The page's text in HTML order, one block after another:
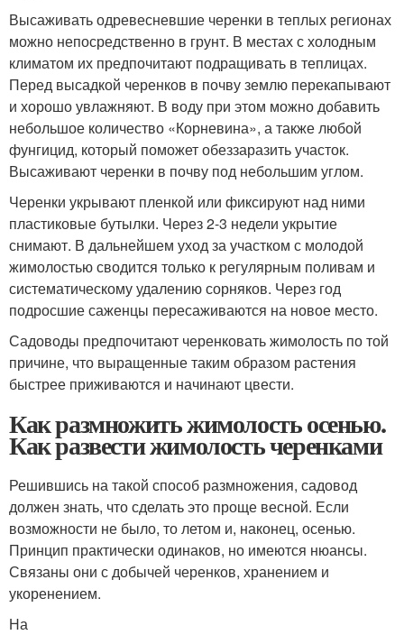
Высаживать одревесневшие черенки в теплых регионах
можно непосредственно в грунт. В местах с холодным
климатом их предпочитают подращивать в теплицах.
Перед высадкой черенков в почву землю перекапывают
и хорошо увлажняют. В воду при этом можно добавить
небольшое количество «Корневина», а также любой
фунгицид, который поможет обеззаразить участок.
Высаживают черенки в почву под небольшим углом.
Черенки укрывают пленкой или фиксируют над ними
пластиковые бутылки. Через 2-3 недели укрытие
снимают. В дальнейшем уход за участком с молодой
жимолостью сводится только к регулярным поливам и
систематическому удалению сорняков. Через год
подросшие саженцы пересаживаются на новое место.
Садоводы предпочитают черенковать жимолость по той
причине, что выращенные таким образом растения
быстрее приживаются и начинают цвести.
Как размножить жимолость осенью.
Как развести жимолость черенками
Решившись на такой способ размножения, садовод
должен знать, что сделать это проще весной. Если
возможности не было, то летом и, наконец, осенью.
Принцип практически одинаков, но имеются нюансы.
Связаны они с добычей черенков, хранением и
укоренением.
На